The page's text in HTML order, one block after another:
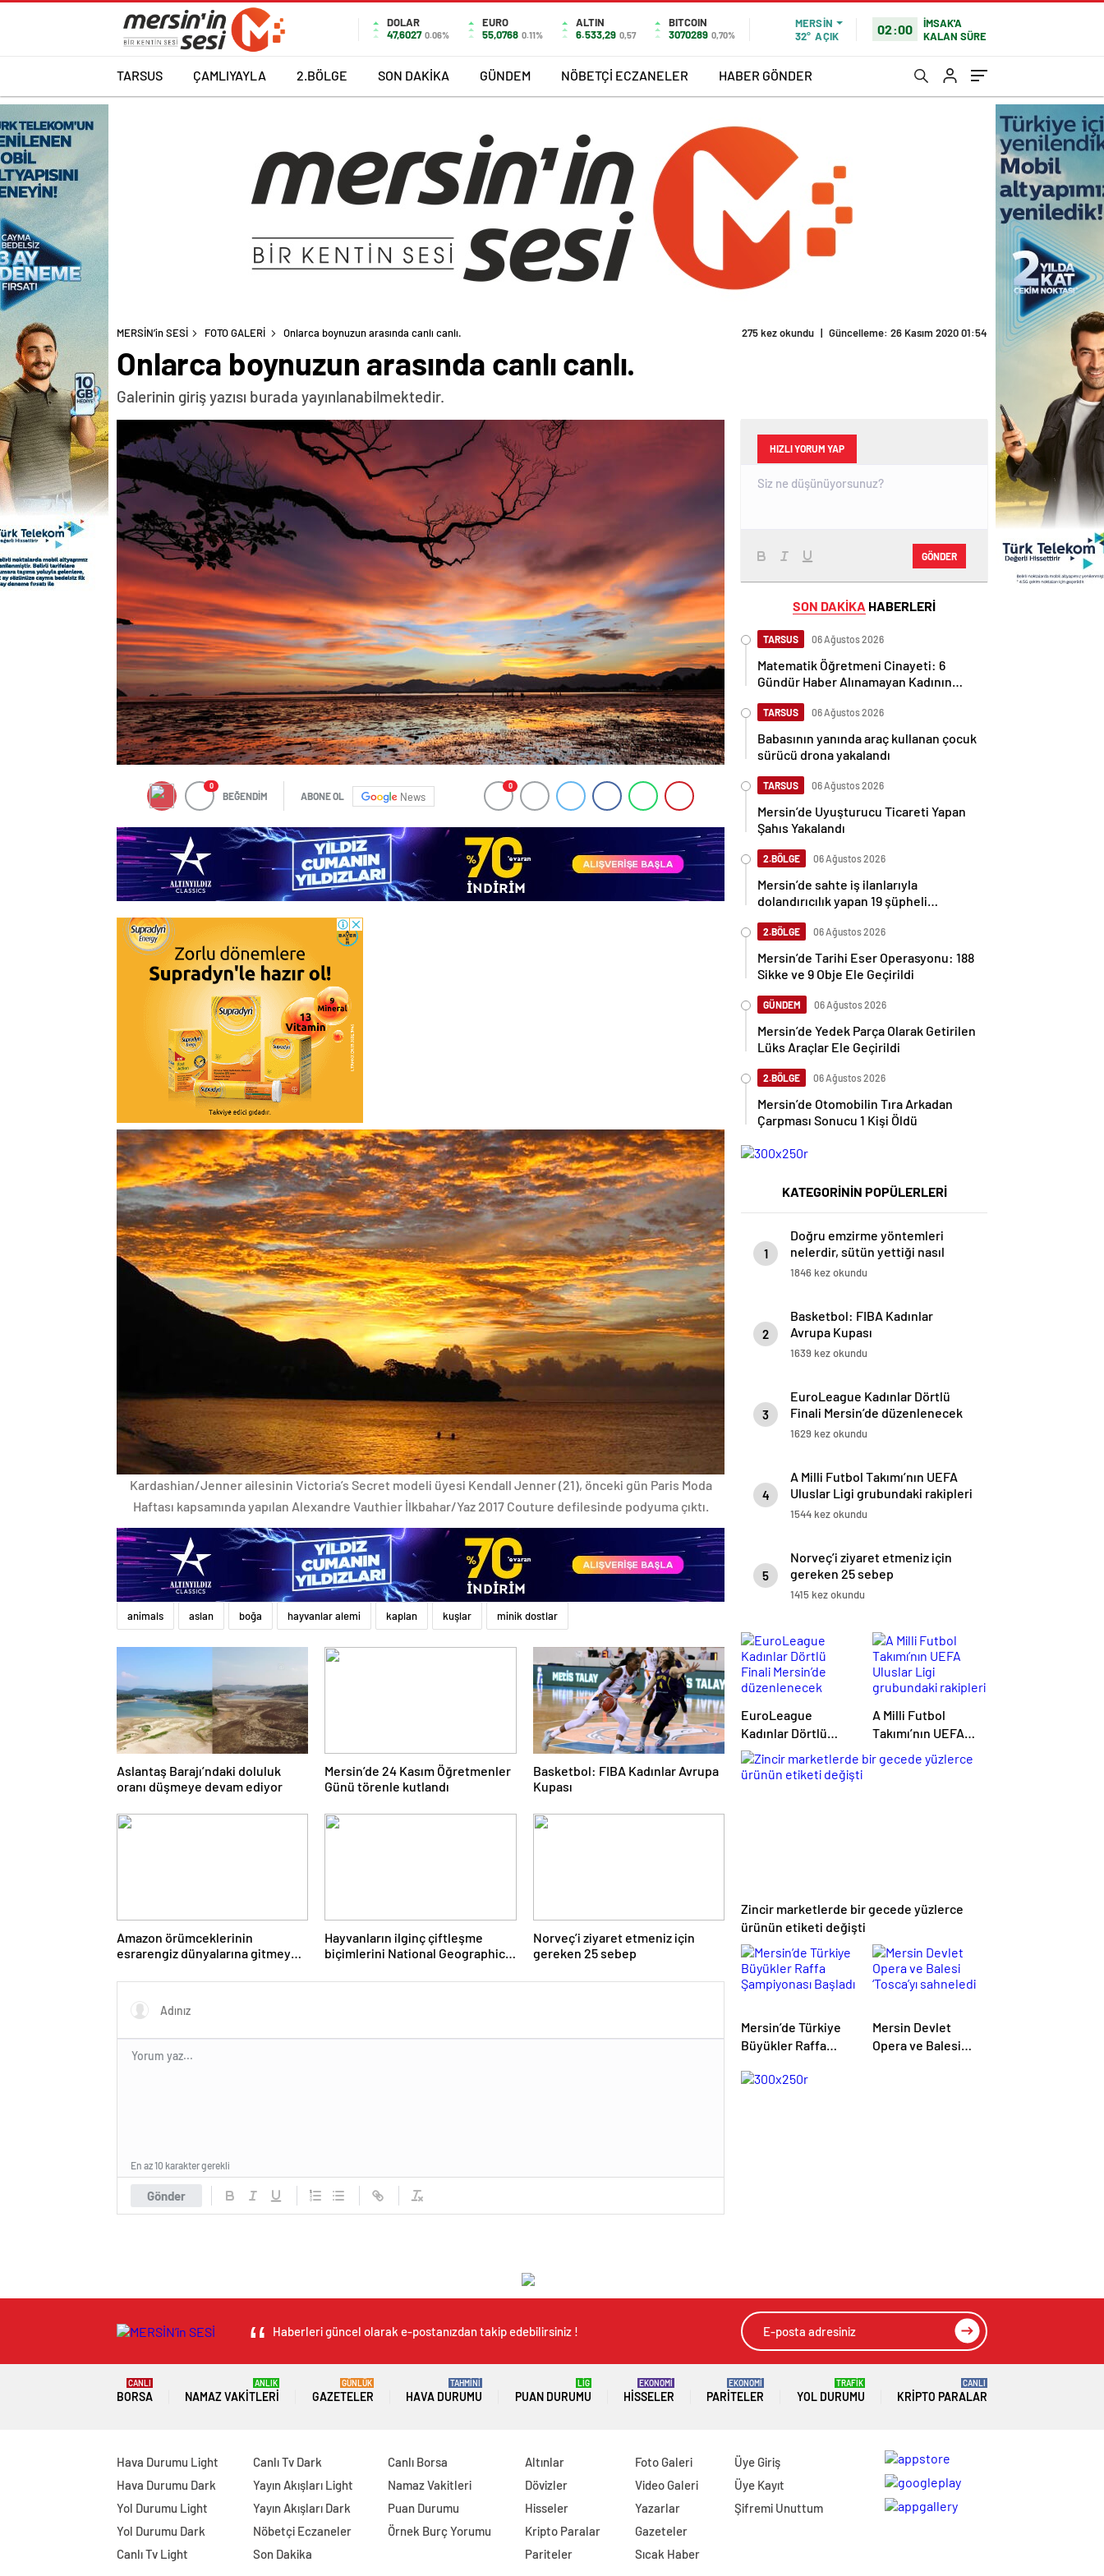
DOLAR
47,6027 0.06%
EURO
55,0768 0.11%
ALTIN
6.533,29 0,57
BITCOIN
3070289 0,70%
MERSIN
32° AÇIK 02:00
İMSAK'A
KALAN SÜRE
TARSUS ÇAMLIYAYLA 2.BÖLGE SON DAKİKA GÜNDEM NÖBETÇİ ECZANELER HABER GÖNDER
MERSİN’in SESİ FOTO GALERİ Onlarca boynuzun arasında canlı canlı. 275 kez okundu | Güncelleme: 26 Kasım 2020 01:54
Onlarca boynuzun arasında canlı canlı.
Galerinin giriş yazısı burada yayınlanabilmektedir.
0
BEĞENDİM ABONE OL News
0
Kardashian/Jenner ailesinin Victoria’s Secret modeli üyesi Kendall Jenner (21), önceki gün Paris Moda
Haftası kapsamında yapılan Alexandre Vauthier İlkbahar/Yaz 2017 Couture defilesinde podyuma çıktı.
animals aslan boğa hayvanlar alemi kaplan kuşlar minik dostlar
Aslantaş Barajı’ndaki doluluk
oranı düşmeye devam ediyor
Mersin’de 24 Kasım Öğretmenler
Günü törenle kutlandı
Basketbol: FIBA Kadınlar Avrupa
Kupası
Amazon örümceklerinin
esrarengiz dünyalarına gitmeye
Hayvanların ilginç çiftleşme
biçimlerini National Geographic
Norveç’i ziyaret etmeniz için
gereken 25 sebep
Gönder
En az 10 karakter gerekli
HIZLI YORUM YAP
GÖNDER
SON DAKİKA HABERLERİ
TARSUS 06 Ağustos 2026
Matematik Öğretmeni Cinayeti: 6
Gündür Haber Alınamayan Kadının
TARSUS 06 Ağustos 2026
Babasının yanında araç kullanan çocuk
sürücü drona yakalandı
TARSUS 06 Ağustos 2026
Mersin’de Uyuşturucu Ticareti Yapan
Şahıs Yakalandı
2.BÖLGE 06 Ağustos 2026
Mersin’de sahte iş ilanlarıyla
dolandırıcılık yapan 19 şüpheli
2.BÖLGE 06 Ağustos 2026
Mersin’de Tarihi Eser Operasyonu: 188
Sikke ve 9 Obje Ele Geçirildi
GÜNDEM 06 Ağustos 2026
Mersin’de Yedek Parça Olarak Getirilen
Lüks Araçlar Ele Geçirildi
2.BÖLGE 06 Ağustos 2026
Mersin’de Otomobilin Tıra Arkadan
Çarpması Sonucu 1 Kişi Öldü
KATEGORİNİN POPÜLERLERİ
1
Doğru emzirme yöntemleri
nelerdir, sütün yettiği nasıl
anlaşılır?
1846 kez okundu
2
Basketbol: FIBA Kadınlar
Avrupa Kupası
1639 kez okundu
3
EuroLeague Kadınlar Dörtlü
Finali Mersin’de düzenlenecek
1629 kez okundu
4
A Milli Futbol Takımı’nın UEFA
Uluslar Ligi grubundaki rakipleri
belli oldu.
1544 kez okundu
5
Norveç’i ziyaret etmeniz için
gereken 25 sebep
1415 kez okundu
EuroLeague
Kadınlar Dörtlü
Finali Mersin’de
düzenlenecek
A Milli Futbol
Takımı’nın UEFA
Uluslar Ligi
grubundaki
Zincir marketlerde bir gecede yüzlerce
ürünün etiketi değişti
Mersin’de Türkiye
Büyükler Raffa
Başladı
Mersin Devlet
Opera ve Balesi
Haberleri güncel olarak e-postanızdan takip edebilirsiniz !
BORSA
CANLI
NAMAZ VAKITLERI
ANLIK
GAZETELER
GÜNLÜK
HAVA DURUMU
TAHMİNİ
PUAN DURUMU
LİG
HISSELER
EKONOMİ
PARITELER
EKONOMİ
YOL DURUMU
TRAFİK
KRIPTO PARALAR
CANLI
Hava Durumu Light
Hava Durumu Dark
Yol Durumu Light
Yol Durumu Dark
Canlı Tv Light
Canlı Tv Dark
Yayın Akışları Light
Yayın Akışları Dark
Nöbetçi Eczaneler
Son Dakika
Canlı Borsa
Namaz Vakitleri
Puan Durumu
Örnek Burç Yorumu
Altınlar
Dövizler
Hisseler
Kripto Paralar
Pariteler
Foto Galeri
Video Galeri
Yazarlar
Gazeteler
Sıcak Haber
Üye Giriş
Üye Kayıt
Şifremi Unuttum